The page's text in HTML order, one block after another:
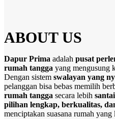
ABOUT US
Dapur Prima adalah pusat
rumah tangga yang mengusung
Dengan sistem swalayan yang
pelanggan bisa bebas memilih
rumah tangga secara lebih
pilihan lengkap, berkualitas,
menciptakan suasana rumah